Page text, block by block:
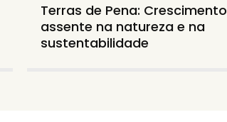
Terras de Pena: Crescimento
assente na natureza e na
sustentabilidade